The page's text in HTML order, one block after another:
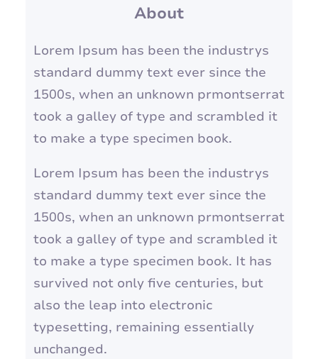
para seu tipo de pele e
s
a
r
About
Lorem Ipsum has been the industrys
standard dummy text ever since the
1500s, when an unknown prmontserrat
took a galley of type and scrambled it
to make a type specimen book.
Lorem Ipsum has been the industrys
standard dummy text ever since the
1500s, when an unknown prmontserrat
took a galley of type and scrambled it
to make a type specimen book. It has
survived not only five centuries, but
also the leap into electronic
typesetting, remaining essentially
unchanged.